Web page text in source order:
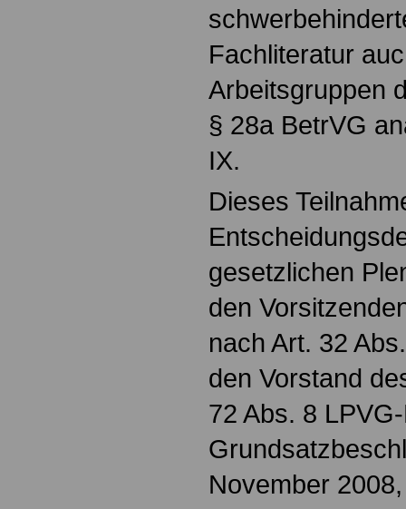
Fachliteratur
Arbeitsgruppen
§ 28a BetrVG
IX.
Dieses
gesetzlichen
den
nach Art. 32
den Vorstand
72 Abs. 8
November